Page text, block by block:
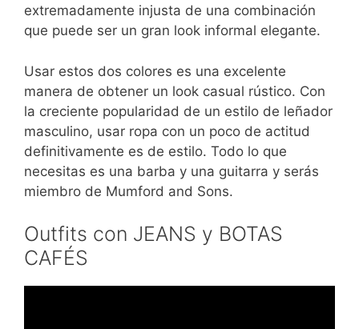
extremadamente injusta de una combinación
que puede ser un gran look informal elegante.
Usar estos dos colores es una excelente
manera de obtener un look casual rústico. Con
la creciente popularidad de un estilo de leñador
masculino, usar ropa con un poco de actitud
definitivamente es de estilo. Todo lo que
necesitas es una barba y una guitarra y serás
miembro de Mumford and Sons.
Outfits con JEANS y BOTAS
CAFÉS